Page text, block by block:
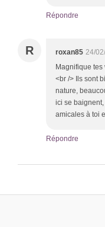
Répondre
R roxan85 24/
Magnifique
<br /> Ils sont
nature,
ici se
amicales à toi
Répondre